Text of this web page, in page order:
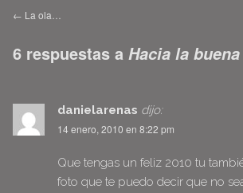
← La ola…
6 respuestas a Hacia la
danielarenas dijo:
14 enero, 2010 en 8:22 pm
Que tengas un feliz 2010 tu
foto que te puedo decir que no